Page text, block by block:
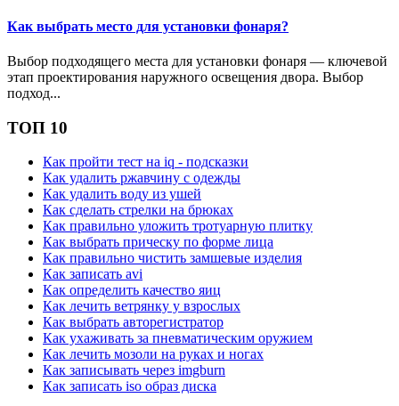
Как выбрать место для установки фонаря?
Выбор подходящего места для установки фонаря — ключевой
этап проектирования наружного освещения двора. Выбор
подход...
ТОП 10
Как пройти тест на iq - подсказки
Как удалить ржавчину с одежды
Как удалить воду из ушей
Как сделать стрелки на брюках
Как правильно уложить тротуарную плитку
Как выбрать прическу по форме лица
Как правильно чистить замшевые изделия
Как записать avi
Как определить качество яиц
Как лечить ветрянку у взрослых
Как выбрать авторегистратор
Как ухаживать за пневматическим оружием
Как лечить мозоли на руках и ногах
Как записывать через imgburn
Как записать iso образ диска